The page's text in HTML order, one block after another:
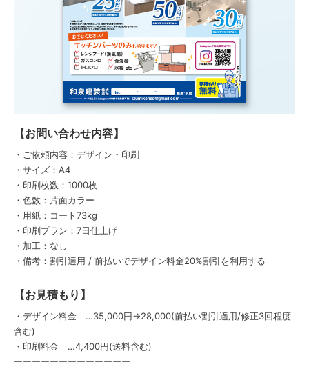
【お問い合わせ内容】
・ご依頼内容：デザイン・印刷
・サイズ：A4
・印刷枚数：1000枚
・色数：片面カラー
・用紙：コート73kg
・印刷プラン：7日仕上げ
・加工：なし
・備考：割引適用 / 前払いでデザイン料金20%割引を利用する
【お見積もり】
・デザイン料金 …35,000円→28,000(前払い割引適用/修正3回程度
含む)
・印刷料金 …4,400円(送料含む)
ーーーーーーーーーーーーー